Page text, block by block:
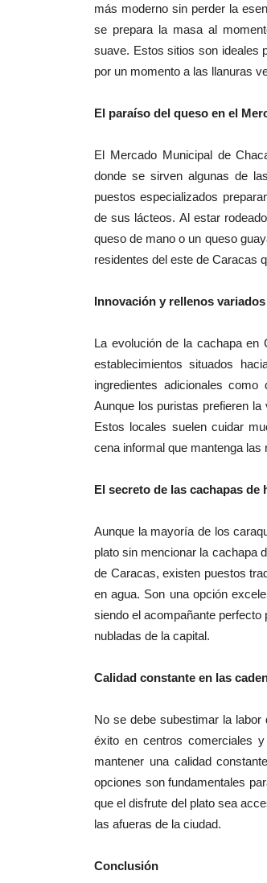
más moderno sin perder la
se prepara la masa al
suave. Estos sitios son ideales
por un momento a las llanuras
El paraíso del queso en el
El Mercado Municipal de
donde se sirven algunas de
puestos especializados
de sus lácteos. Al estar
queso de mano o un queso
residentes del este de Caracas
Innovación y rellenos
La evolución de la cachapa en
establecimientos situados
ingredientes adicionales
Aunque los puristas prefieren
Estos locales suelen cuidar
cena informal que mantenga las
El secreto de las cachapas de
Aunque la mayoría de los
plato sin mencionar la cachapa
de Caracas, existen puestos
en agua. Son una opción
siendo el acompañante
nubladas de la capital.
Calidad constante en las
No se debe subestimar la
éxito en centros comerciales
mantener una calidad
opciones son fundamentales
que el disfrute del plato sea
las afueras de la ciudad.
Conclusión